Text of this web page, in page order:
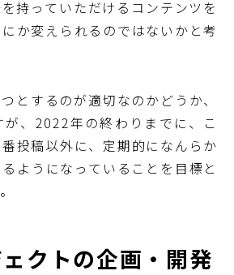
持っていただけるコンテンツを
か変えられるのではないかと考
とするのが適切なのかどうか、
、2022年の終わりまでに、こ
投稿以外に、定期的になんらか
ようになっていることを目標と
クトの企画・開発